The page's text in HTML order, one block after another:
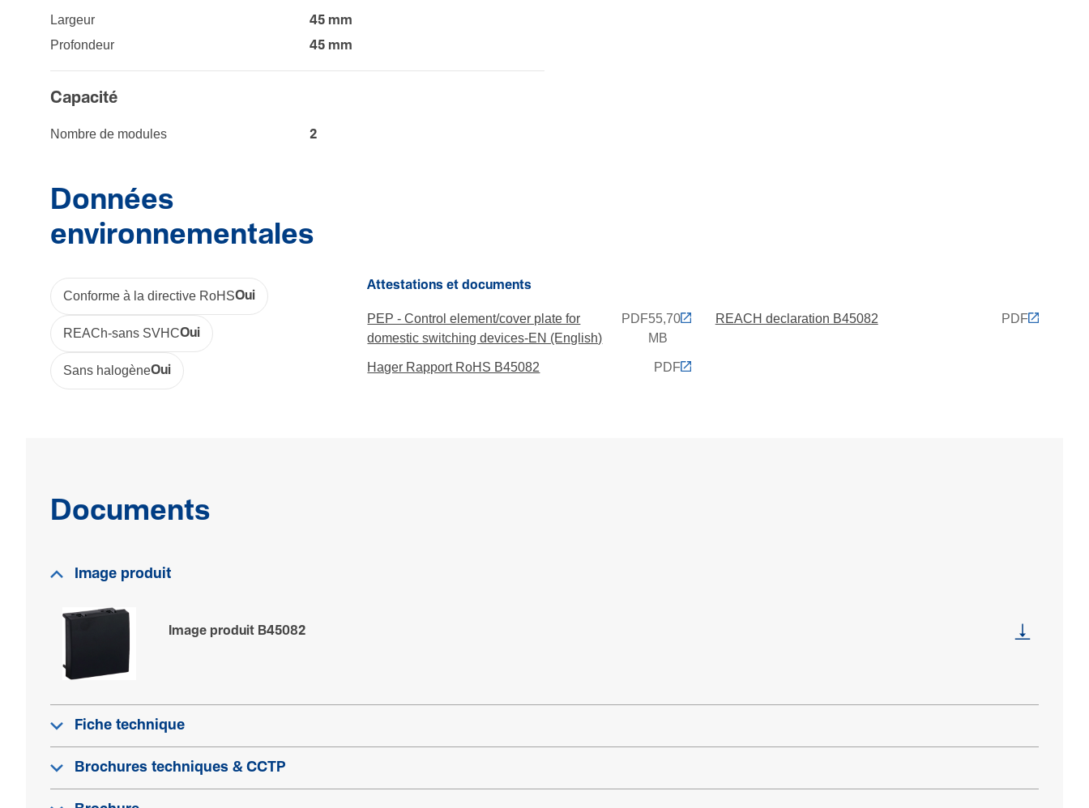
Largeur
45 mm
Profondeur
45 mm
Capa­cité
Nombre de modules 2
Données
environnementales
Conforme à la directive RoHSOui
REACh-sans SVHCOui
Sans halogèneOui
Attestations et documents
PEP - Control element/cover plate for
domestic switching devices-EN (English)
PDF55,70
MB
REACH declaration B45082 PDF
Hager Rapport RoHS B45082 PDF
Documents
Image produit
Image produit B45082
Fiche technique
Brochures techniques & CCTP